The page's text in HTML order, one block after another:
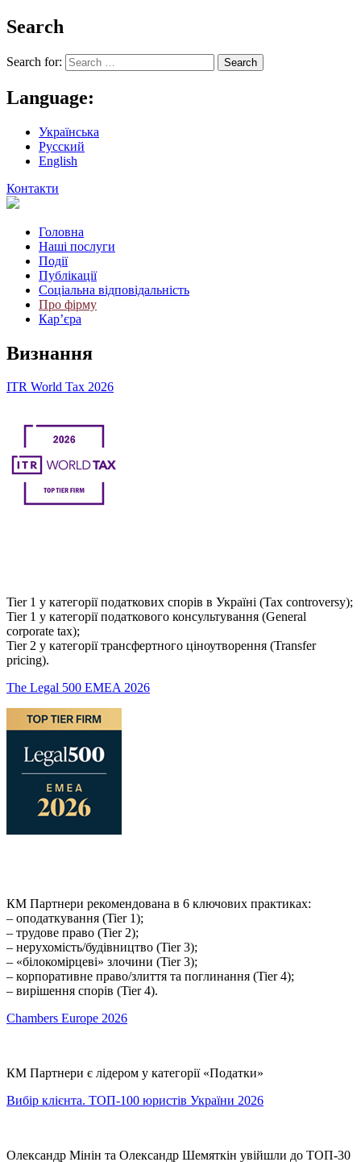
Search
Search for:
Language:
Українська
Русский
English
Контакти
Головна
Наші послуги
Події
Публікації
Соціальна відповідальність
Про фiрму
Кар’єра
Визнання
ITR World Tax 2026
Tier 1 у категорії податкових спорів в Україні (Tax controversy);
Tier 1 у категорії податкового консультування (General
corporate tax);
Tier 2 у категорії трансфертного ціноутворення (Transfer
pricing).
The Legal 500 EMEA 2026
КМ Партнери рекомендована в 6 ключових практиках:
– оподаткування (Tier 1);
– трудове право (Tier 2);
– нерухомість/будівництво (Tier 3);
– «білокомірцеві» злочини (Tier 3);
– корпоративне право/злиття та поглинання (Tier 4);
– вирішення спорів (Tier 4).
Chambers Europe 2026
КМ Партнери є лідером у категорії «Податки»
Вибір клієнта. ТОП-100 юристів України 2026
Олександр Мінін та Олександр Шемяткін увійшли до ТОП-30